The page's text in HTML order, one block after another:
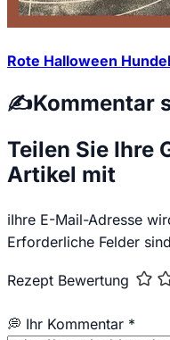
Rote Halloween
✍️Kommentar
Teilen Sie Ihre
Artikel mit
ℹ️Ihre E-Mail-Adresse
Erforderliche Felder
Rezept Bewertung
💭 Ihr Kommentar *